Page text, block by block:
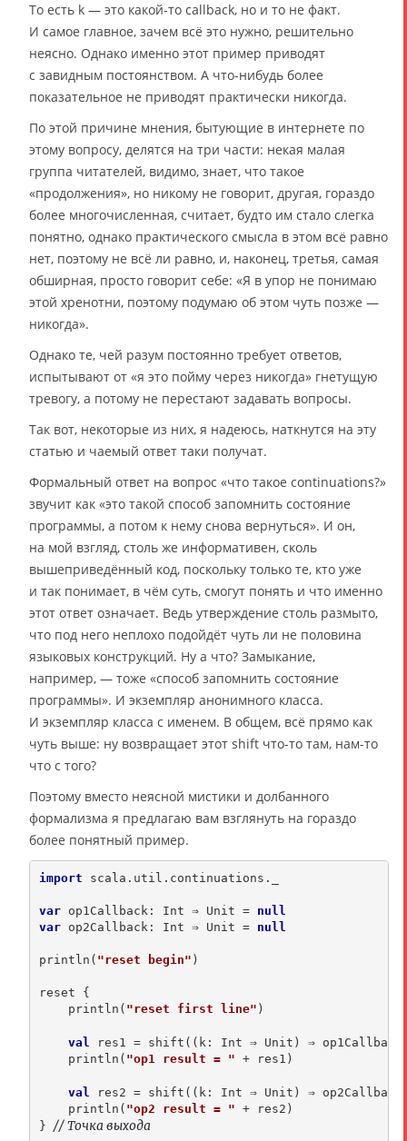
То есть k — это какой-то callback, но и то не факт.
И самое главное, зачем всё это нужно, решительно
неясно. Однако именно этот пример приводят
с завидным постоянством. А что-нибудь более
показательное не приводят практически никогда.
По этой причине мнения, бытующие в интернете по
этому вопросу, делятся на три части: некая малая
группа читателей, видимо, знает, что такое
«продолжения», но никому не говорит, другая, гораздо
более многочисленная, считает, будто им стало слегка
понятно, однако практического смысла в этом всё равно
нет, поэтому не всё ли равно, и, наконец, третья, самая
обширная, просто говорит себе: «Я в упор не понимаю
этой хренотни, поэтому подумаю об этом чуть позже —
никогда».
Однако те, чей разум постоянно требует ответов,
испытывают от «я это пойму через никогда» гнетущую
тревогу, а потому не перестают задавать вопросы.
Так вот, некоторые из них, я надеюсь, наткнутся на эту
статью и чаемый ответ таки получат.
Формальный ответ на вопрос «что такое continuations?»
звучит как «это такой способ запомнить состояние
программы, а потом к нему снова вернуться». И он,
на мой взгляд, столь же информативен, сколь
вышеприведённый код, поскольку только те, кто уже
и так понимает, в чём суть, смогут понять и что именно
этот ответ означает. Ведь утверждение столь размыто,
что под него неплохо подойдёт чуть ли не половина
языковых конструкций. Ну а что? Замыкание,
например, — тоже «способ запомнить состояние
программы». И экземпляр анонимного класса.
И экземпляр класса с именем. В общем, всё прямо как
чуть выше: ну возвращает этот shift что-то там, нам-то
что с того?
Поэтому вместо неясной мистики и долбанного
формализма я предлагаю вам взглянуть на гораздо
более понятный пример.
import scala.util.continuations._
var op1Callback: Int ⇒ Unit = null
var op2Callback: Int ⇒ Unit = null
println( "reset begin" )
reset {
println( "reset first line" )
val
res1 = shift((k: Int ⇒ Unit) ⇒
println( "op1 result = " + res1)
val
res2 = shift((k: Int ⇒ Unit) ⇒
println( "op2 result = " + res2)
} // Точка выхода